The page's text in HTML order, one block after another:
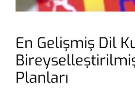
En Gelişmiş Dil
Planları